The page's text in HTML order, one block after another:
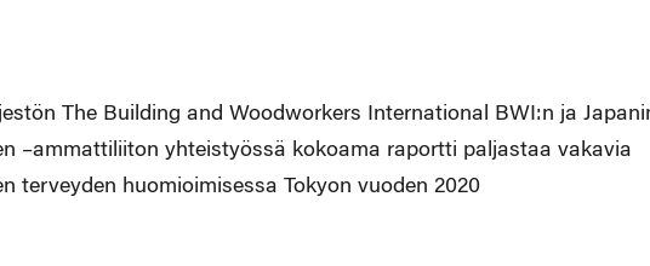
The Building and Woodworkers International BWI:n ja
–ammattiliiton yhteistyössä kokoama raportti paljastaa vakavia
terveyden huomioimisessa Tokyon vuoden 2020